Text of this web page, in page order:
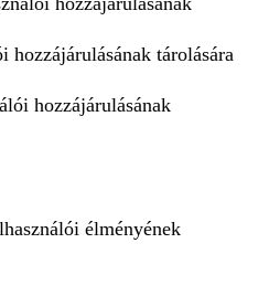
tárolására
hozzájárulásának
élményének